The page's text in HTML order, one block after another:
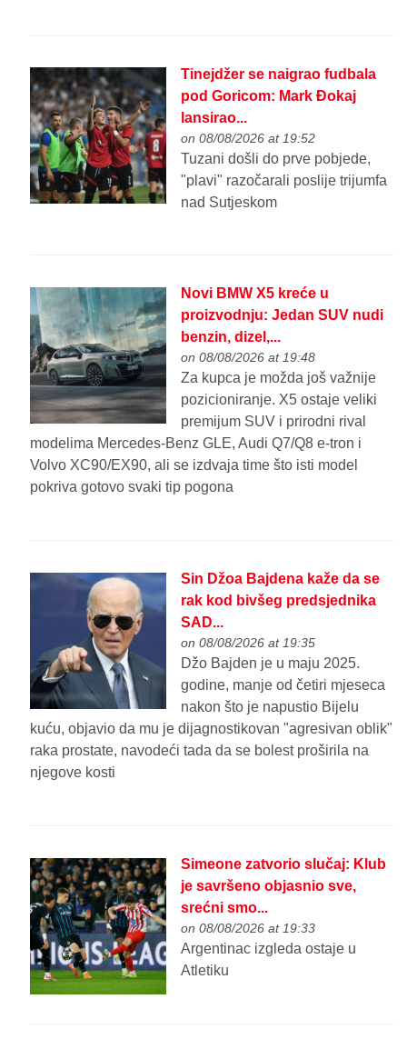
Tinejdžer se naigrao fudbala
pod Goricom: Mark Đokaj
lansirao...
on 08/08/2026 at 19:52
Tuzani došli do prve pobjede,
"plavi" razočarali poslije trijumfa
nad Sutjeskom
Novi BMW X5 kreće u
proizvodnju: Jedan SUV nudi
benzin, dizel,...
on 08/08/2026 at 19:48
Za kupca je možda još važnije
pozicioniranje. X5 ostaje veliki
premijum SUV i prirodni rival
modelima Mercedes-Benz GLE, Audi Q7/Q8 e-tron i
Volvo XC90/EX90, ali se izdvaja time što isti model
pokriva gotovo svaki tip pogona
Sin Džoa Bajdena kaže da se
rak kod bivšeg predsjednika
SAD...
on 08/08/2026 at 19:35
Džo Bajden je u maju 2025.
godine, manje od četiri mjeseca
nakon što je napustio Bijelu
kuću, objavio da mu je dijagnostikovan "agresivan oblik"
raka prostate, navodeći tada da se bolest proširila na
njegove kosti
Simeone zatvorio slučaj: Klub
je savršeno objasnio sve,
srećni smo...
on 08/08/2026 at 19:33
Argentinac izgleda ostaje u
Atletiku